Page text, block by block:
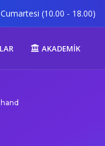
(10.00 - 18.00)
AKADEMİK